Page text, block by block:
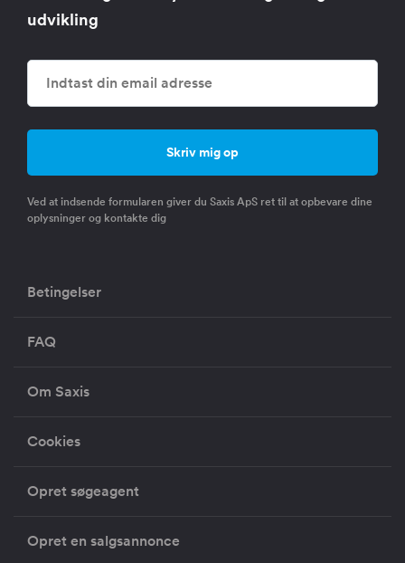
udvikling
Ved at indsende formularen giver du Saxis ApS ret til at opbevare dine
oplysninger og kontakte dig
Betingelser
FAQ
Om Saxis
Cookies
Opret søgeagent
Opret en salgsannonce